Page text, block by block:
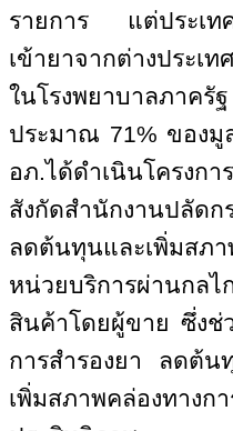
รายการ แต่ประเทศ
เข้ายาจากต่างประเ
ในโรงพยาบาลภาค
ประมาณ 71% ของมู
อภ.ได้ดำเนินโครงกา
สังกัดสำนักงานปลัด
ลดต้นทุนและเพิ่มสภา
หน่วยบริการผ่านกลไ
สินค้าโดยผู้ขาย ซึ่งช่
การสำรองยา ลดต้น
เพิ่มสภาพคล่องทางกา